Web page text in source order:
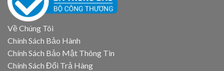
Về Chúng Tôi
Chính Sách Bảo Hành
Chính Sách Bảo Mật Thông Tin
Chính Sách Đổi Trả Hàng